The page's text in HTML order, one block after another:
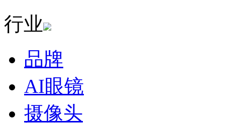
行业
品牌
AI眼镜
摄像头